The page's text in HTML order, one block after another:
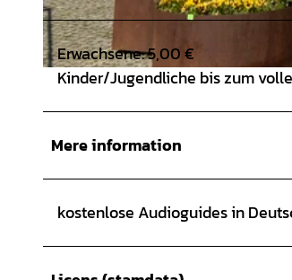
© Zinnfiguren-Museum Goslar |CC-BY
Erwachsene: 5,00 €
Kinder/Jugendliche bis zum
Mere information
kostenlose Audioguides in